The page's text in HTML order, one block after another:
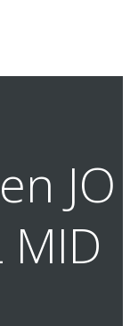
JO
MID